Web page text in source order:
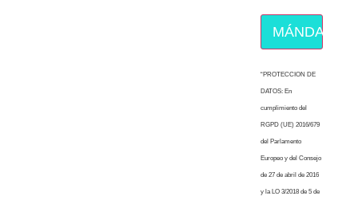
MÁNDAME
“PROTECCION DE
DATOS: En
cumplimiento del
RGPD (UE) 2016/679
del Parlamento
Europeo y del Consejo
de 27 de abril de 2016
y la LO 3/2018 de 5 de